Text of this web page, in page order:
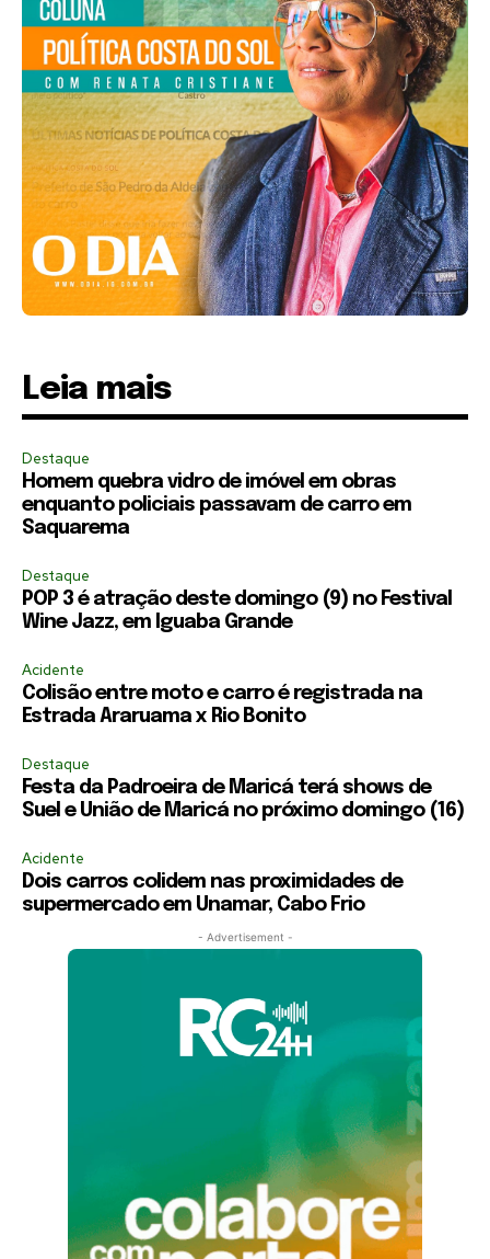
Leia mais
Destaque
Homem quebra vidro de imóvel em obras
enquanto policiais passavam de carro em
Saquarema
Destaque
POP 3 é atração deste domingo (9) no Festival
Wine Jazz, em Iguaba Grande
Acidente
Colisão entre moto e carro é registrada na
Estrada Araruama x Rio Bonito
Destaque
Festa da Padroeira de Maricá terá shows de
Suel e União de Maricá no próximo domingo (16)
Acidente
Dois carros colidem nas proximidades de
supermercado em Unamar, Cabo Frio
- Advertisement -